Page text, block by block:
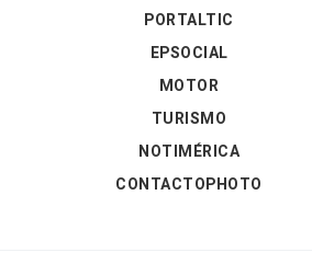
PORTALTIC
EPSOCIAL
MOTOR
TURISMO
NOTIMÉRICA
CONTACTOPHOTO